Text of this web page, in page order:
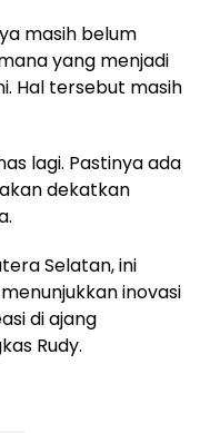
masih belum
yang menjadi
Hal tersebut masih
lagi. Pastinya ada
dekatkan
Selatan, ini
inovasi
di ajang
Rudy.